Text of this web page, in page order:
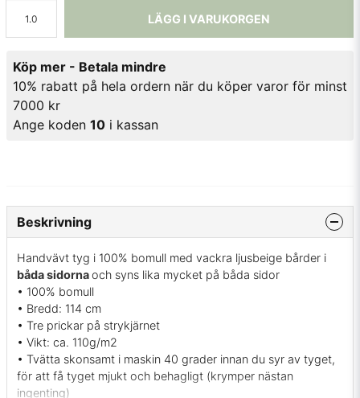
LÄGG I VARUKORGEN
Köp mer - Betala mindre
10% rabatt på hela ordern när du köper varor för minst
7000 kr
Ange koden 10 i kassan
Beskrivning
Handvävt tyg i 100% bomull med vackra ljusbeige bårder i
båda sidornaoch syns lika mycket på båda sidor
• 100% bomull
• Bredd: 114 cm
• Tre prickar på strykjärnet
• Vikt: ca. 110g/m2
• Tvätta skonsamt i maskin 40 grader innan du syr av tyget,
för att få tyget mjukt och behagligt (krymper nästan
ingenting)